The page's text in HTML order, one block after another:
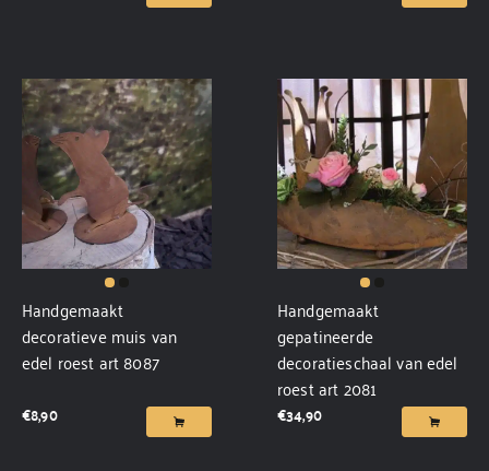
Handgemaakt
decoratieve muis van
edel roest art 8087
€8,90
Handgemaakt
gepatineerde
decoratieschaal van edel
roest art 2081
€34,90